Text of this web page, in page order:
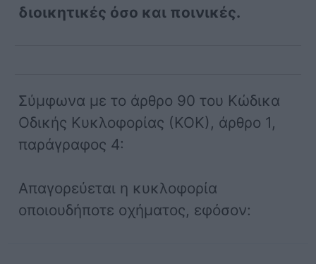
διοικητικές όσο και ποινικές.
Σύμφωνα με το άρθρο 90 του Κώδικα
Οδικής Κυκλοφορίας (ΚΟΚ), άρθρο 1,
παράγραφος 4:
Απαγορεύεται η κυκλοφορία
οποιουδήποτε οχήματος, εφόσον: